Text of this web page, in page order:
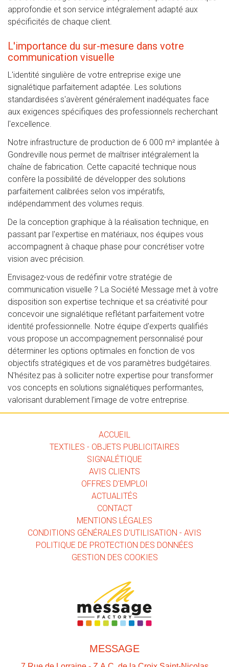
approfondie et son service intégralement adapté aux
spécificités de chaque client.
L'importance du sur-mesure dans votre
communication visuelle
L'identité singulière de votre entreprise exige une
signalétique parfaitement adaptée. Les solutions
standardisées s'avèrent généralement inadéquates face
aux exigences spécifiques des professionnels recherchant
l'excellence.
Notre infrastructure de production de 6 000 m² implantée à
Gondreville nous permet de maîtriser intégralement la
chaîne de fabrication. Cette capacité technique nous
confère la possibilité de développer des solutions
parfaitement calibrées selon vos impératifs,
indépendamment des volumes requis.
De la conception graphique à la réalisation technique, en
passant par l'expertise en matériaux, nos équipes vous
accompagnent à chaque phase pour concrétiser votre
vision avec précision.
Envisagez-vous de redéfinir votre stratégie de
communication visuelle ? La Société Message met à votre
disposition son expertise technique et sa créativité pour
concevoir une signalétique reflétant parfaitement votre
identité professionnelle. Notre équipe d'experts qualifiés
vous propose un accompagnement personnalisé pour
déterminer les options optimales en fonction de vos
objectifs stratégiques et de vos paramètres budgétaires.
N'hésitez pas à solliciter notre expertise pour transformer
vos concepts en solutions signalétiques performantes,
valorisant durablement l'image de votre entreprise.
ACCUEIL
TEXTILES - OBJETS PUBLICITAIRES
SIGNALÉTIQUE
AVIS CLIENTS
OFFRES D'EMPLOI
ACTUALITÉS
CONTACT
MENTIONS LÉGALES
CONDITIONS GÉNÉRALES D'UTILISATION - AVIS
POLITIQUE DE PROTECTION DES DONNÉES
GESTION DES COOKIES
MESSAGE